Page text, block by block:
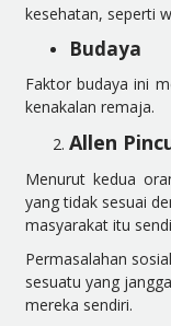
kesehatan, seperti
Budaya
Faktor budaya ini
kenakalan remaja.
Allen
Menurut kedua
yang tidak sesuai
masyarakat itu
Permasalahan
sesuatu yang
mereka sendiri.